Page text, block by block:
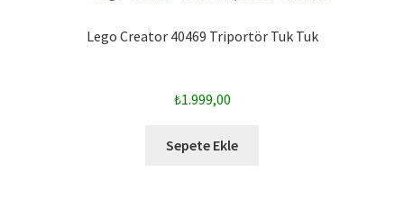
Lego Creator 40469 Triportör Tuk Tuk
₺1.999,00
Sepete Ekle